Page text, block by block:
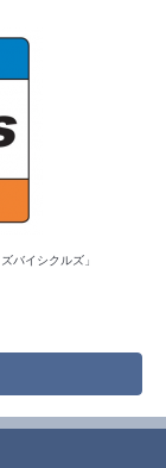
バイシクルズ」